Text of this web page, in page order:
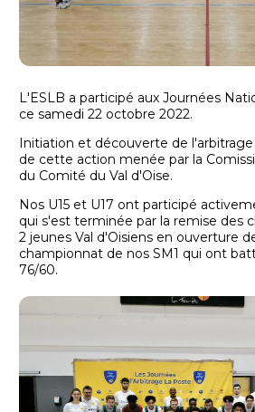
L'ESLB a participé aux Journées
ce samedi 22 octobre 2022.
Initiation et découverte de
de cette action menée par la
du Comité du Val d'Oise.
Nos U15 et U17 ont participé
qui s'est terminée par la remise des
2 jeunes Val d'Oisiens en ouverture
championnat de nos SM1 qui ont
76/60.